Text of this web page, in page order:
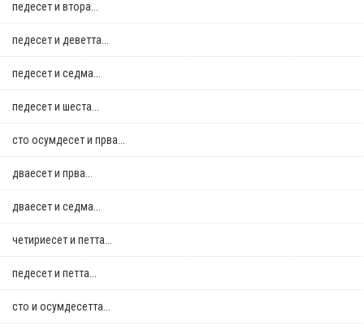
педесет и втора...
педесет и деветта...
педесет и седма...
педесет и шеста...
сто осумдесет и прва...
дваесет и прва...
дваесет и седма...
четириесет и петта...
педесет и петта...
сто и осумдесетта...